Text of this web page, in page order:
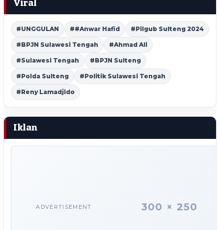
Viral
#UNGGULAN ##Anwar Hafid #Pilgub Sulteng 2024
#BPJN Sulawesi Tengah #Ahmad Ali
#Sulawesi Tengah #BPJN Sulteng
#Polda Sulteng #Politik Sulawesi Tengah
#Reny Lamadjido
Iklan
ADVERTISEMENT 300 × 250